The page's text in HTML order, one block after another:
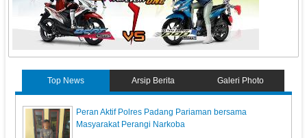
Top News Arsip Berita Galeri Photo
Peran Aktif Polres Padang Pariaman bersama
Masyarakat Perangi Narkoba